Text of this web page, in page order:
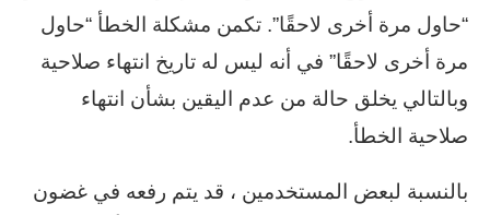
“حاول مرة أخرى لاحقًا”. تكمن مشكلة الخطأ “حاول
مرة أخرى لاحقًا” في أنه ليس له تاريخ انتهاء صلاحية
وبالتالي يخلق حالة من عدم اليقين بشأن انتهاء
صلاحية الخطأ.
بالنسبة لبعض المستخدمين ، قد يتم رفعه في غضون